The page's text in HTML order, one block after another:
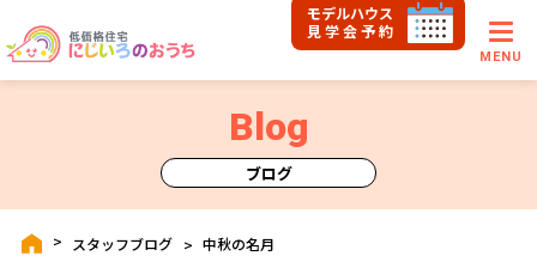
モデルハウス
見学会予約
MENU
ブログ
Blog
スタッフブログ 中秋の名月